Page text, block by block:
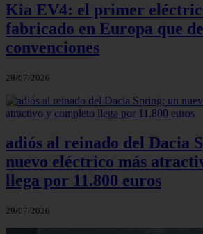
Kia EV4: el primer
fabricado en Europa que
convenciones
29/07/2026
adiós al reinado del Dacia
nuevo eléctrico más
llega por 11.800 euros
29/07/2026